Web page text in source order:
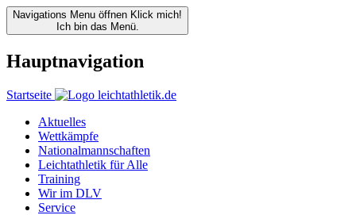
Navigations Menu öffnen Klick mich!
Ich bin das Menü.
Hauptnavigation
Startseite
Aktuelles
Wettkämpfe
Nationalmannschaften
Leichtathletik für Alle
Training
Wir im DLV
Service